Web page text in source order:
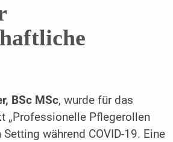
BSc MSc, wurde für das
„Professionelle Pflegerollen
während COVID-19. Eine